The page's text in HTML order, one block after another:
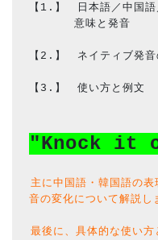
【1.】　日本語／中国
意味と発音
【2.】　ネイティブ発音
【3.】　使い方と例文
"Knock it
主に中国語・韓国語の
音の変化について解説し
最後に、具体的な使い方